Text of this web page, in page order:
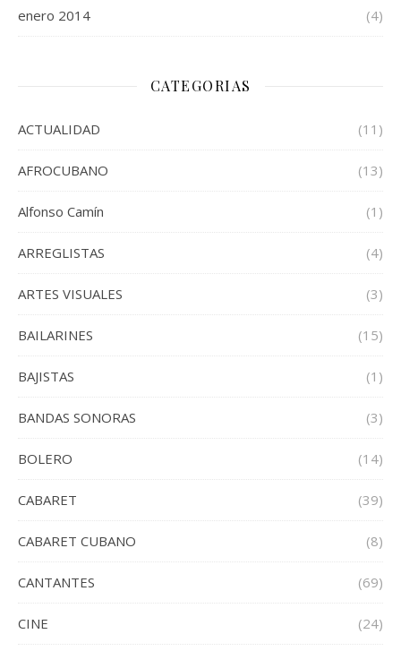
enero 2014 (4)
CATEGORIAS
ACTUALIDAD (11)
AFROCUBANO (13)
Alfonso Camín (1)
ARREGLISTAS (4)
ARTES VISUALES (3)
BAILARINES (15)
BAJISTAS (1)
BANDAS SONORAS (3)
BOLERO (14)
CABARET (39)
CABARET CUBANO (8)
CANTANTES (69)
CINE (24)